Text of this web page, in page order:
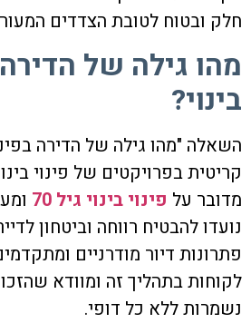
חלק ובטוח לטובת הצדדים
מהו גילה של הדירה
בינוי?
השאלה "מהו גילה של הדירה
קריטית בפרויקטים של פינוי
מדובר על פינוי בינוי גיל 70
נועדו להבטיח רווחה וביטחון
פתרונות דיור מודרניים
לקוחות בתהליך זה ומוודא
נשמרות ללא כל דופי.